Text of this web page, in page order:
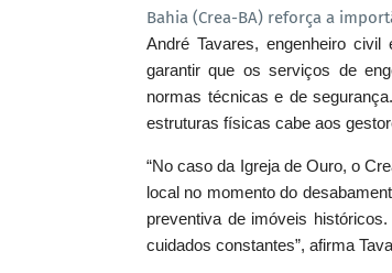
Bahia (Crea-BA) reforça a
André Tavares, engenheiro
garantir que os serviços de
normas técnicas e de
estruturas físicas cabe aos
“No caso da Igreja de Ouro, o
local no momento do
preventiva de imóveis
cuidados constantes”, afirma